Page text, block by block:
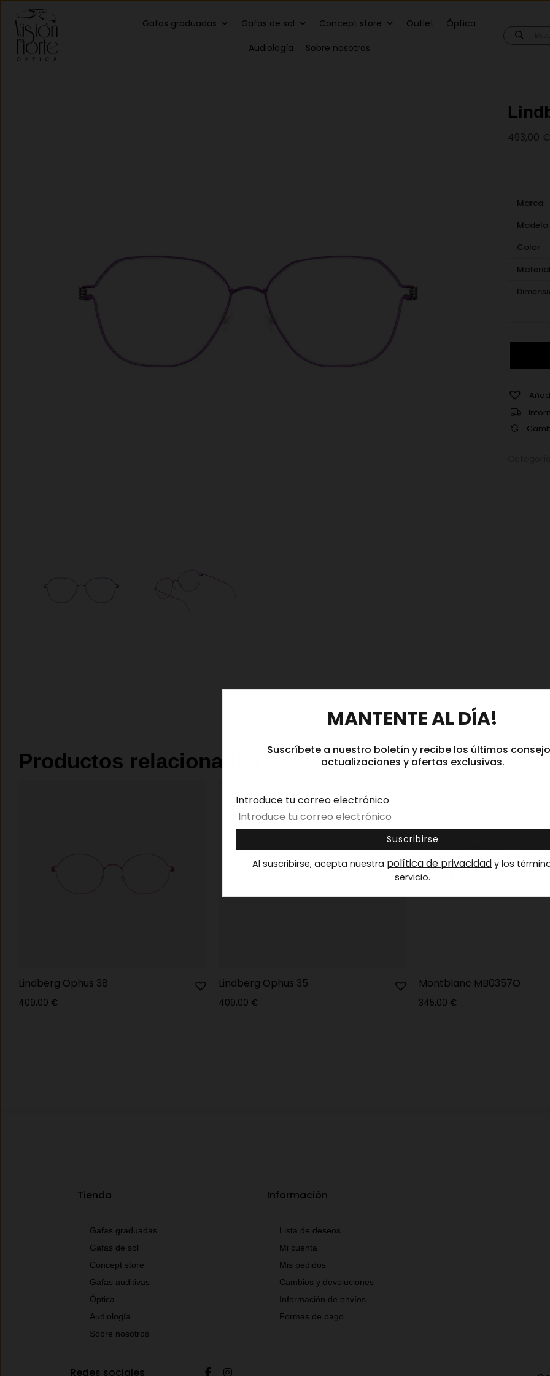
Gafas graduadas Gafas de sol Concept store Outlet
Óptica
Audiología
Sobre nosotros
Búsqueda
493,00 €
Marca
Modelo
Color
cantidad
Productos relacionados
Lindberg Ophus 38
409,00 €
Lindberg Ophus 35
409,00 €
Montblanc MB0357O
345,00 €
Tienda
Gafas graduadas
Gafas de sol
Concept store
Gafas auditivas
Óptica
Audiología
Sobre nosotros
Información
Lista de deseos
Mi cuenta
Mis pedidos
Cambios y devoluciones
Información de envíos
Formas de pago
Redes sociales
MANTENTE AL DÍA!
Suscríbete a nuestro boletín y recibe los últimos
actualizaciones y ofertas exclusivas.
Introduce tu correo electrónico
Al suscribirse, acepta nuestra política de privacidad y los
servicio.